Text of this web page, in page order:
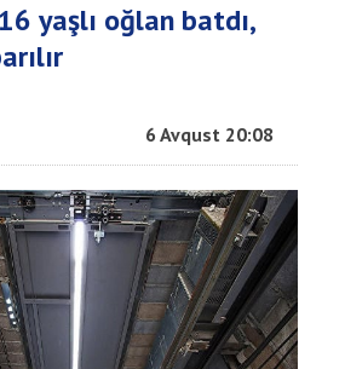
yaşlı oğlan batdı,
6 Avqust 20:08